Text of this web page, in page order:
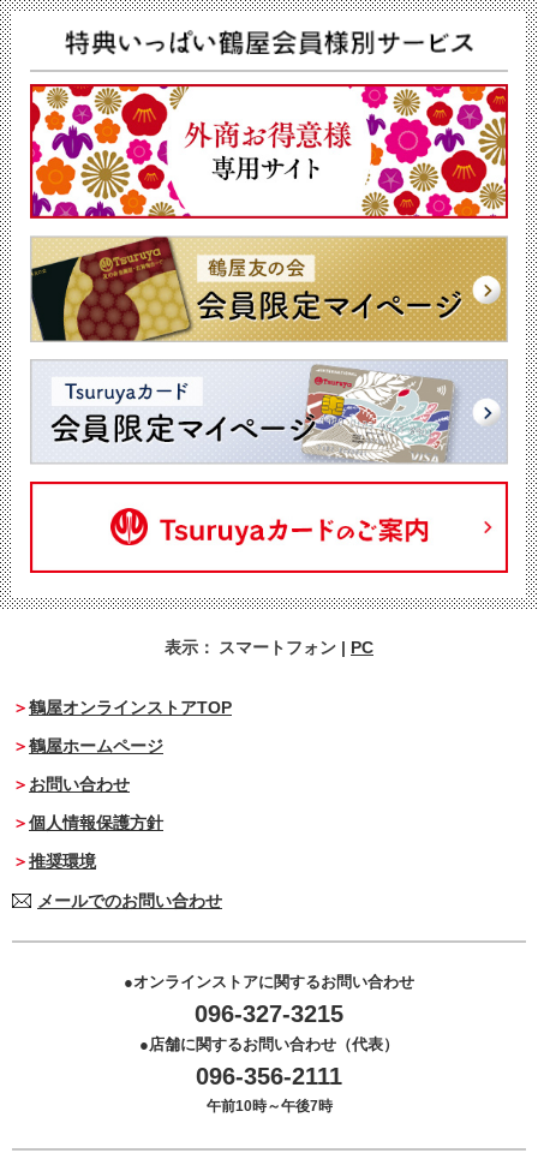
表示： スマートフォン | PC
鶴屋オンラインストアTOP
鶴屋ホームページ
お問い合わせ
個人情報保護方針
推奨環境
メールでのお問い合わせ
オンラインストアに関するお問い合わせ
096-327-3215
店舗に関するお問い合わせ（代表）
096-356-2111
午前10時～午後7時